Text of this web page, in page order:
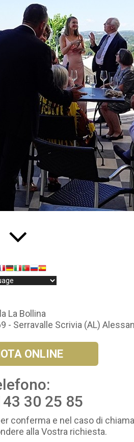
La Bollina
- Serravalle Scrivia (AL)
ONLINE
30 25 85
conferma e nel caso di
alla Vostra richiesta.